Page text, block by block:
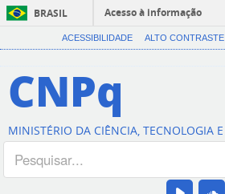
BRASIL
Acesso à informação
ACESSIBILIDADE ALTO CONTRASTE
CNPq
MINISTÉRIO DA CIÊNCIA, TECNOLOGIA